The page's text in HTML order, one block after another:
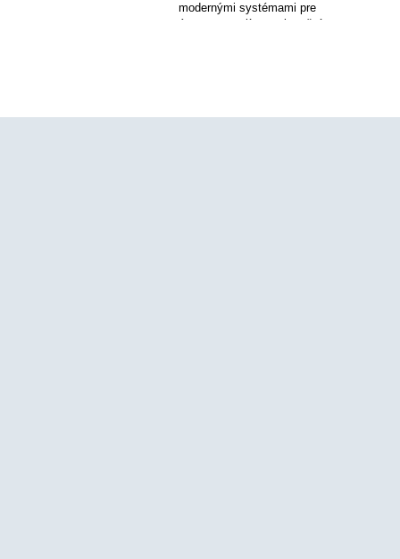
modernými systémami pre
úspory energií sa uskutoční